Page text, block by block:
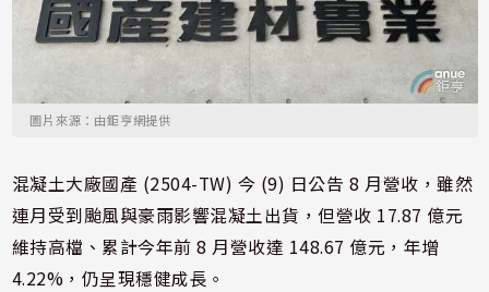
圖片來源：由鉅亨網提供
混凝土大廠國產 (2504-TW) 今 (9) 日公告 8 月營收，雖然
連月受到颱風與豪雨影響混凝土出貨，但營收 17.87 億元
維持高檔、累計今年前 8 月營收達 148.67 億元，年增
4.22%，仍呈現穩健成長。